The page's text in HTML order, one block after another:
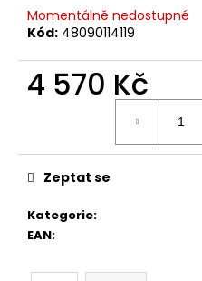
Momentálně nedostupné
Kód: 48090114119
4 570 Kč
Kategorie:
EAN:
Zeptat se
D
o
r
u
č
u
m